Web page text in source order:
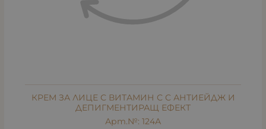
КРЕМ ЗА ЛИЦЕ С ВИТАМИН С С АНТИЕЙДЖ И
ДЕПИГМЕНТИРАЩ ЕФЕКТ
Арт.№: 124А